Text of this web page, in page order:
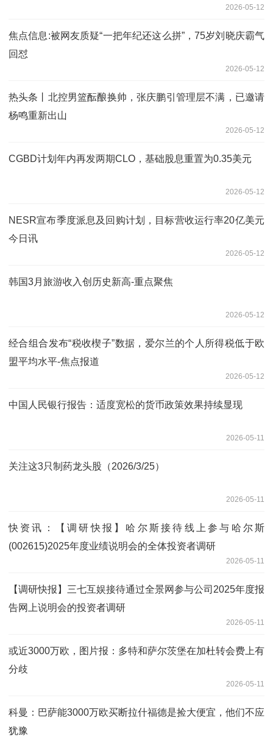
2026-05-12
焦点信息:被网友质疑“一把年纪还这么拼”，75岁刘晓庆霸气
回怼
2026-05-12
热头条丨北控男篮酝酿换帅，张庆鹏引管理层不满，已邀请
杨鸣重新出山
2026-05-12
CGBD计划年内再发两期CLO，基础股息重置为0.35美元
2026-05-12
NESR宣布季度派息及回购计划，目标营收运行率20亿美元
今日讯
2026-05-12
韩国3月旅游收入创历史新高-重点聚焦
2026-05-12
经合组合发布“税收楔子”数据，爱尔兰的个人所得税低于欧
盟平均水平-焦点报道
2026-05-12
中国人民银行报告：适度宽松的货币政策效果持续显现
2026-05-11
关注这3只制药龙头股（2026/3/25）
2026-05-11
快资讯：【调研快报】哈尔斯接待线上参与哈尔斯
(002615)2025年度业绩说明会的全体投资者调研
2026-05-11
【调研快报】三七互娱接待通过全景网参与公司2025年度报
告网上说明会的投资者调研
2026-05-11
或近3000万欧，图片报：多特和萨尔茨堡在加杜转会费上有
分歧
2026-05-11
科曼：巴萨能3000万欧买断拉什福德是捡大便宜，他们不应
犹豫